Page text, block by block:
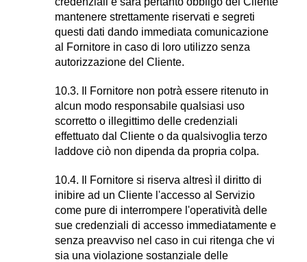
mantenere strettamente riservati e segreti
questi dati dando immediata comunicazione
al Fornitore in caso di loro utilizzo senza
autorizzazione del Cliente.
10.3. Il Fornitore non potrà essere ritenuto in
alcun modo responsabile qualsiasi uso
scorretto o illegittimo delle credenziali
effettuato dal Cliente o da qualsivoglia terzo
laddove ciò non dipenda da propria colpa.
10.4. Il Fornitore si riserva altresì il diritto di
inibire ad un Cliente l'accesso al Servizio
come pure di interrompere l'operatività delle
sue credenziali di accesso immediatamente e
senza preavviso nel caso in cui ritenga che vi
sia una violazione sostanziale delle